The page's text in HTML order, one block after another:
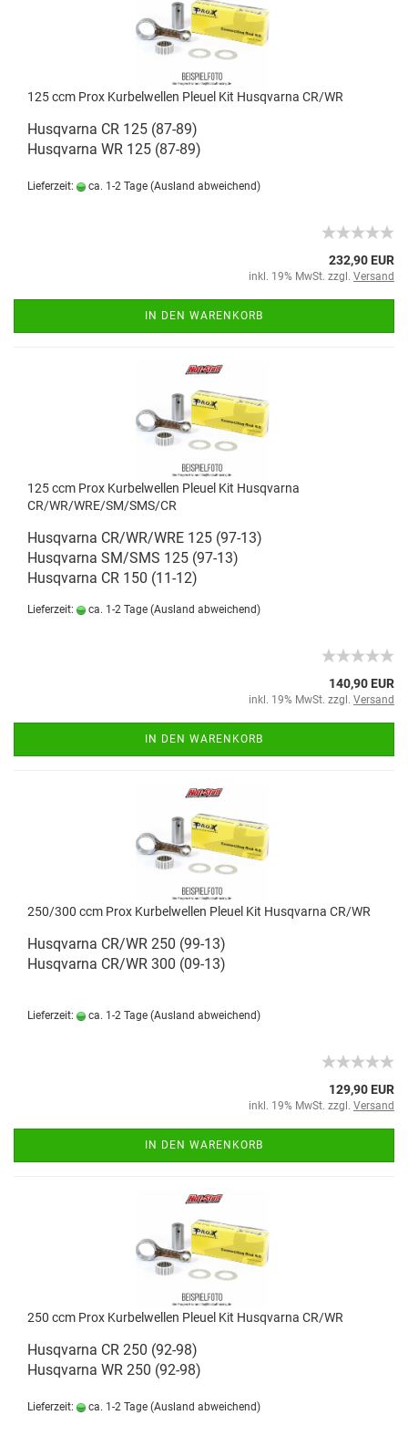
125 ccm Prox Kurbelwellen Pleuel Kit Husqvarna CR/WR
Husqvarna CR 125 (87-89)
Husqvarna WR 125 (87-89)
Lieferzeit: ca. 1-2 Tage (Ausland abweichend)
232,90 EUR
inkl. 19% MwSt. zzgl. Versand
IN DEN WARENKORB
125 ccm Prox Kurbelwellen Pleuel Kit Husqvarna
CR/WR/WRE/SM/SMS/CR
Husqvarna CR/WR/WRE 125 (97-13)
Husqvarna SM/SMS 125 (97-13)
Husqvarna CR 150 (11-12)
Lieferzeit: ca. 1-2 Tage (Ausland abweichend)
140,90 EUR
inkl. 19% MwSt. zzgl. Versand
IN DEN WARENKORB
250/300 ccm Prox Kurbelwellen Pleuel Kit Husqvarna CR/WR
Husqvarna CR/WR 250 (99-13)
Husqvarna CR/WR 300 (09-13)
Lieferzeit: ca. 1-2 Tage (Ausland abweichend)
129,90 EUR
inkl. 19% MwSt. zzgl. Versand
IN DEN WARENKORB
250 ccm Prox Kurbelwellen Pleuel Kit Husqvarna CR/WR
Husqvarna CR 250 (92-98)
Husqvarna WR 250 (92-98)
Lieferzeit: ca. 1-2 Tage (Ausland abweichend)